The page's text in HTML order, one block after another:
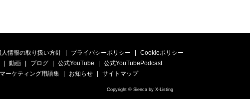
人情報の取り扱い方針 プライバシーポリシー
Cookieポリシー
動画 ブログ 公式YouTube
公式YouTubePodcast
ーケティング用語集
お知らせ サイトマップ
Copyright © Sienca by X-Listing